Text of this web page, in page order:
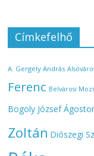
Címkefelhő
A. Gergely András
Ferenc Belvárosi Mozi
Bogoly József
Zoltán Diószegi